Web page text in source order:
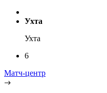
Ухта
Ухта
6
Матч-центр